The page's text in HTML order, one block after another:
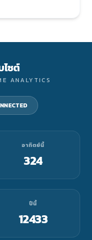
ไซต์
ANALYTICS
อาทิตย์นี้
324
ปีนี้
12433